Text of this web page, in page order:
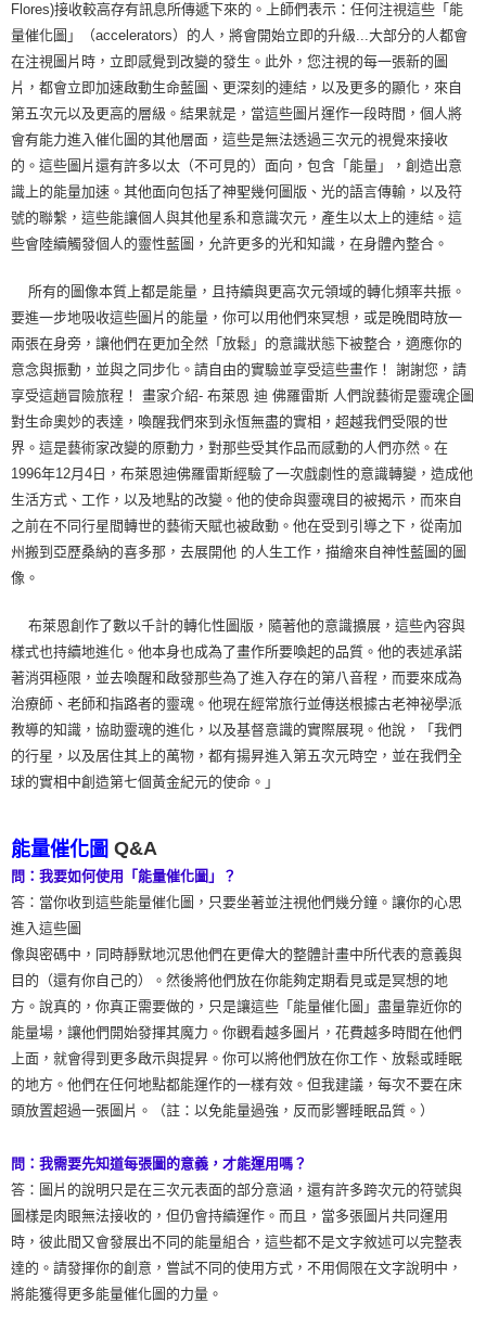
Flores)接收較高存有訊息所傳遞下來的。上師們表示：任何注視這些「能
量催化圖」（accelerators）的人，將會開始立即的升級...大部分的人都會
在注視圖片時，立即感覺到改變的發生。此外，您注視的每一張新的圖
片，都會立即加速啟動生命藍圖、更深刻的連結，以及更多的顯化，來自
第五次元以及更高的層級。結果就是，當這些圖片運作一段時間，個人將
會有能力進入催化圖的其他層面，這些是無法透過三次元的視覺來接收
的。這些圖片還有許多以太（不可見的）面向，包含「能量」，創造出意
識上的能量加速。其他面向包括了神聖幾何圖版、光的語言傳輸，以及符
號的聯繫，這些能讓個人與其他星系和意識次元，產生以太上的連結。這
些會陸續觸發個人的靈性藍圖，允許更多的光和知識，在身體內整合。
所有的圖像本質上都是能量，且持續與更高次元領域的轉化頻率共振。
要進一步地吸收這些圖片的能量，你可以用他們來冥想，或是晚間時放一
兩張在身旁，讓他們在更加全然「放鬆」的意識狀態下被整合，適應你的
意念與振動，並與之同步化。請自由的實驗並享受這些畫作！ 謝謝您，請
享受這趟冒險旅程！ 畫家介紹- 布萊恩 迪 佛羅雷斯 人們說藝術是靈魂企圖
對生命奧妙的表達，喚醒我們來到永恆無盡的實相，超越我們受限的世
界。這是藝術家改變的原動力，對那些受其作品而感動的人們亦然。在
1996年12月4日，布萊恩迪佛羅雷斯經驗了一次戲劇性的意識轉變，造成他
生活方式、工作，以及地點的改變。他的使命與靈魂目的被揭示，而來自
之前在不同行星間轉世的藝術天賦也被啟動。他在受到引導之下，從南加
州搬到亞歷桑納的喜多那，去展開他 的人生工作，描繪來自神性藍圖的圖
像。
布萊恩創作了數以千計的轉化性圖版，隨著他的意識擴展，這些內容與
樣式也持續地進化。他本身也成為了畫作所要喚起的品質。他的表述承諾
著消弭極限，並去喚醒和啟發那些為了進入存在的第八音程，而要來成為
治療師、老師和指路者的靈魂。他現在經常旅行並傳送根據古老神祕學派
教導的知識，協助靈魂的進化，以及基督意識的實際展現。他說，「我們
的行星，以及居住其上的萬物，都有揚昇進入第五次元時空，並在我們全
球的實相中創造第七個黃金紀元的使命。」
能量催化圖 Q&A
問：我要如何使用「能量催化圖」？
答：當你收到這些能量催化圖，只要坐著並注視他們幾分鐘。讓你的心思
進入這些圖
像與密碼中，同時靜默地沉思他們在更偉大的整體計畫中所代表的意義與
目的（還有你自己的）。然後將他們放在你能夠定期看見或是冥想的地
方。說真的，你真正需要做的，只是讓這些「能量催化圖」盡量靠近你的
能量場，讓他們開始發揮其魔力。你觀看越多圖片，花費越多時間在他們
上面，就會得到更多啟示與提昇。你可以將他們放在你工作、放鬆或睡眠
的地方。他們在任何地點都能運作的一樣有效。但我建議，每次不要在床
頭放置超過一張圖片。（註：以免能量過強，反而影響睡眠品質。）
問：我需要先知道每張圖的意義，才能運用嗎？
答：圖片的說明只是在三次元表面的部分意涵，還有許多跨次元的符號與
圖樣是肉眼無法接收的，但仍會持續運作。而且，當多張圖片共同運用
時，彼此間又會發展出不同的能量組合，這些都不是文字敘述可以完整表
達的。請發揮你的創意，嘗試不同的使用方式，不用侷限在文字說明中，
將能獲得更多能量催化圖的力量。